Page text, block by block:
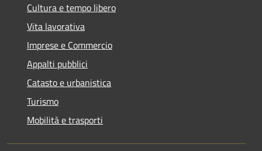
Cultura e tempo libero
Vita lavorativa
Imprese e Commercio
Appalti pubblici
Catasto e urbanistica
Turismo
Mobilità e trasporti